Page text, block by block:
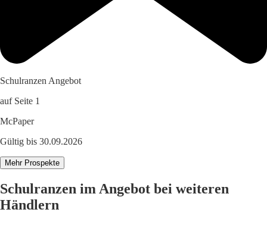
Schulranzen Angebot
auf Seite 1
McPaper
Gültig bis 30.09.2026
Mehr Prospekte
Schulranzen im Angebot bei weiteren
Händlern